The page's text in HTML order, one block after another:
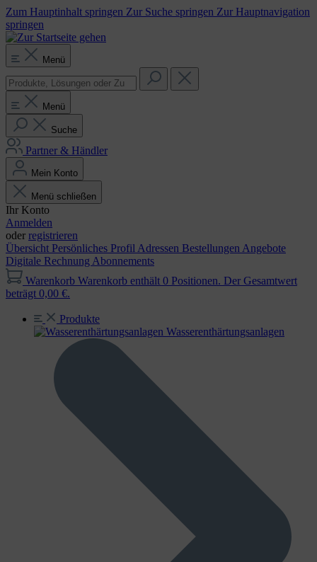
Zum Hauptinhalt springen Zur Suche springen Zur Hauptnavigation
springen
Menü
Menü
Suche
Partner & Händler
Mein Konto
Menü schließen
Ihr Konto
Anmelden
oder registrieren
Übersicht Persönliches Profil Adressen Bestellungen Angebote
Digitale Rechnung Abonnements
Warenkorb Warenkorb enthält 0 Positionen. Der Gesamtwert
beträgt 0,00 €.
Produkte
Wasser­enthärtungs­anlagen